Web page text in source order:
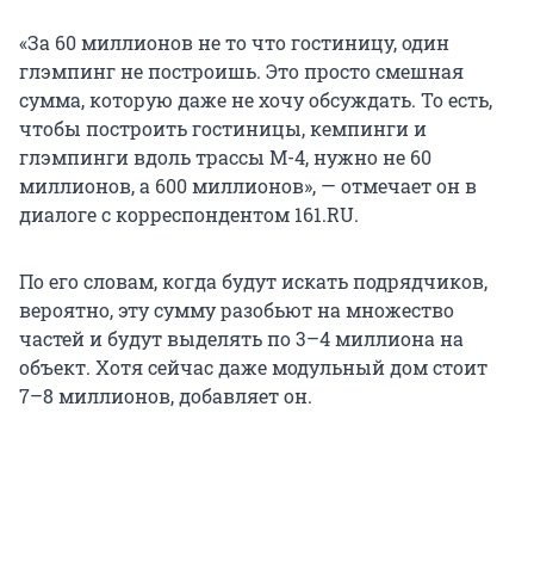
«За 60 миллионов не то что гостиницу, один
глэмпинг не построишь. Это просто смешная
сумма, которую даже не хочу обсуждать. То есть,
чтобы построить гостиницы, кемпинги и
глэмпинги вдоль трассы М-4, нужно не 60
миллионов, а 600 миллионов», — отмечает он в
диалоге с корреспондентом 161.RU.
По его словам, когда будут искать подрядчиков,
вероятно, эту сумму разобьют на множество
частей и будут выделять по 3–4 миллиона на
объект. Хотя сейчас даже модульный дом стоит
7–8 миллионов, добавляет он.